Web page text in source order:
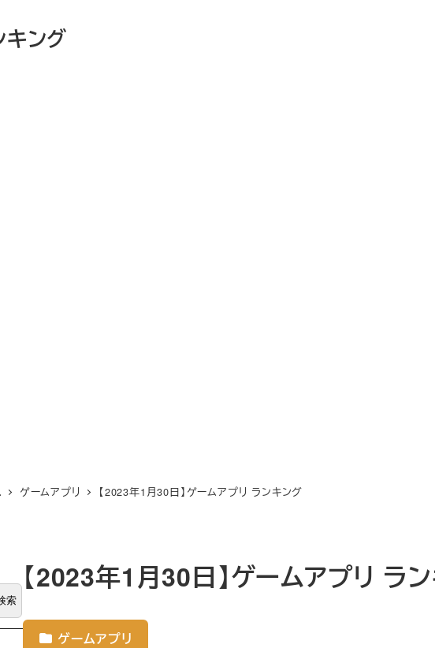
ング
ゲームアプリ 【2023年1月30日】ゲームアプリ ランキング
【2023年1月30日】ゲームアプリ ラ
ゲームアプリ
索